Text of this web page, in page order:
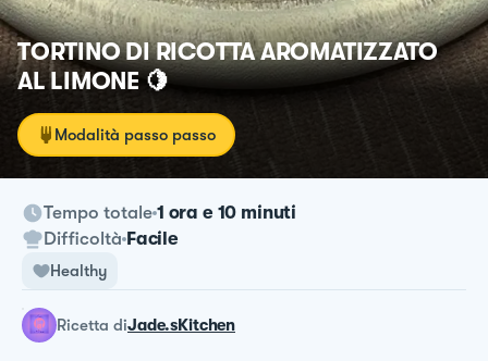
TORTINO DI RICOTTA AROMATIZZATO
AL LIMONE 🍋
Modalità passo passo
Tempo totale 1 ora e 10 minuti
Difficoltà Facile
Healthy
ricetta diJade.sKitchen